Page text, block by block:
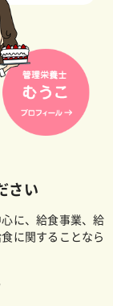
さい
に、給食事業、給
に関することなら